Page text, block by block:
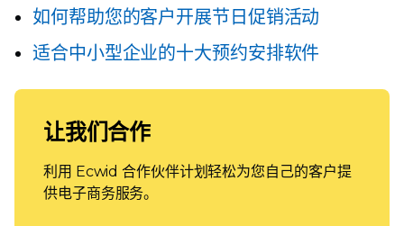
如何帮助您的客户开展节日促销活动
适合中小型企业的十大预约安排软件
让我们合作
利用 Ecwid 合作伙伴计划轻松为您自己的客户提
供电子商务服务。